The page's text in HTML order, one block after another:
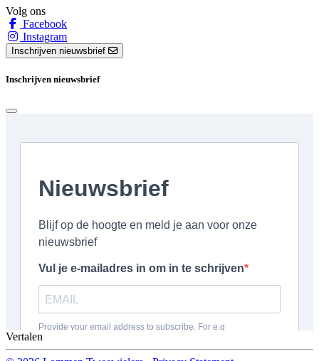
Volg ons
Facebook
Instagram
Inschrijven nieuwsbrief
Inschrijven nieuwsbrief
Vertalen